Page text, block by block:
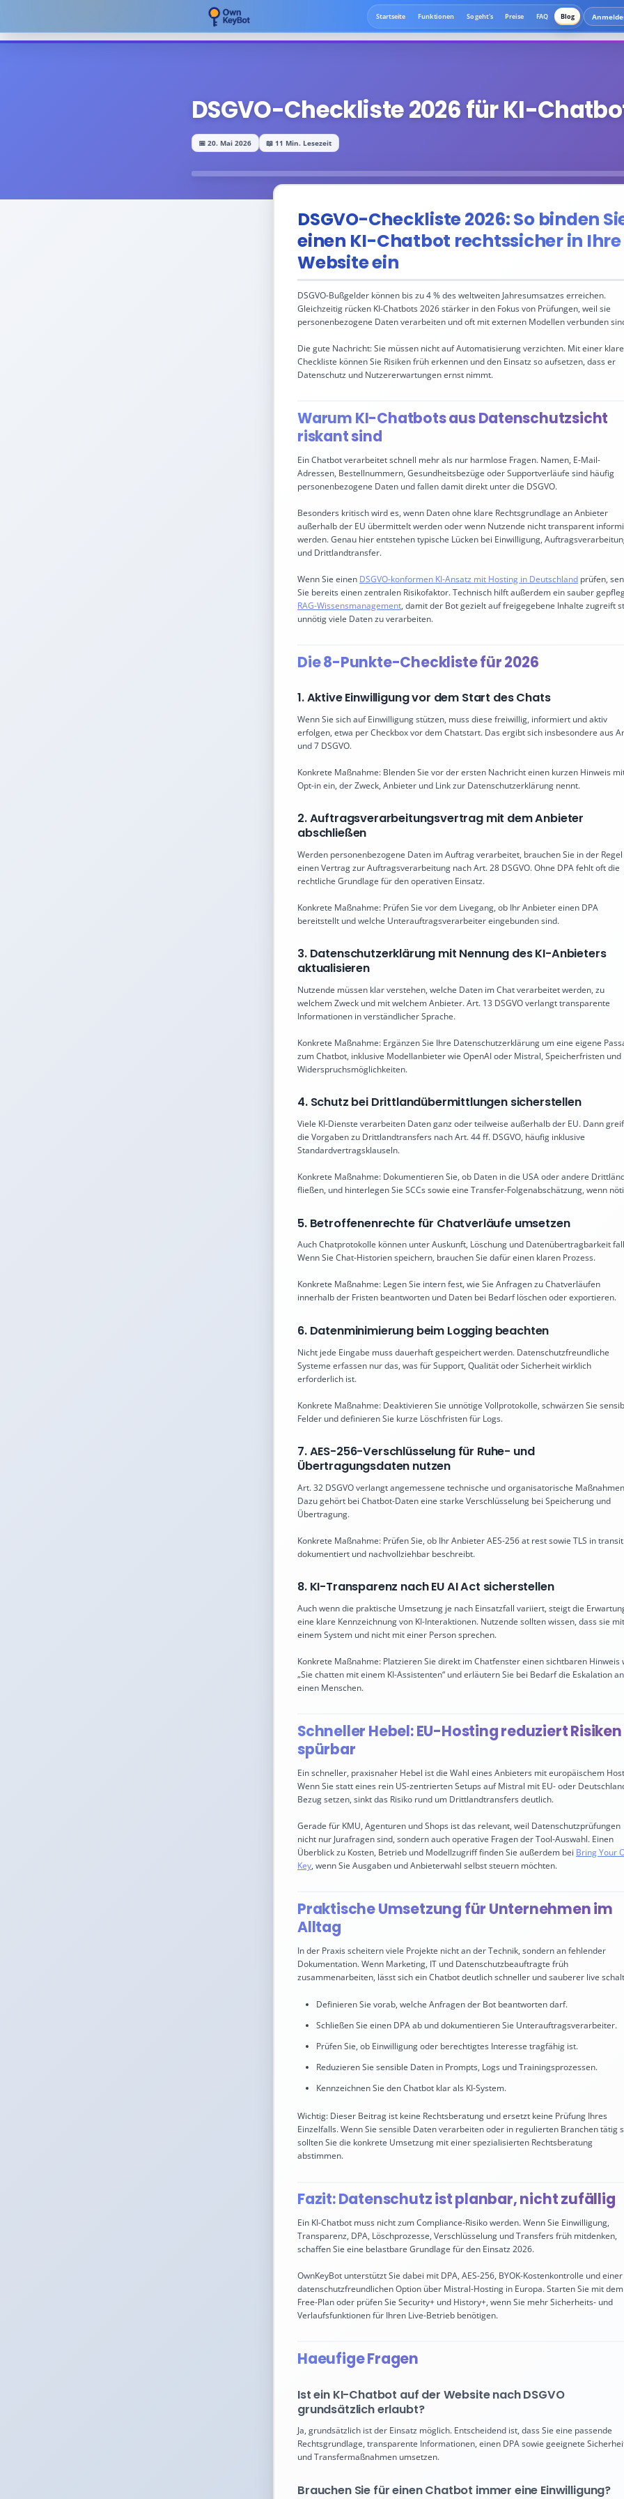
Startseite Funktionen So geht's Preise FAQ Blog
DSGVO-Checkliste 2026 für KI-
📅 20. Mai 2026 📖 11 Min. Lesezeit
DSGVO-Checkliste 2026: So binden
einen KI-Chatbot rechtssicher in Ihre
Website ein
DSGVO-Bußgelder können bis zu 4 % des weltweiten Jahresumsatzes erreichen.
Gleichzeitig rücken KI-Chatbots 2026 stärker in den Fokus von Prüfungen, weil sie
personenbezogene Daten verarbeiten und oft mit externen Modellen verbunden
Die gute Nachricht: Sie müssen nicht auf Automatisierung verzichten. Mit einer
Checkliste können Sie Risiken früh erkennen und den Einsatz so aufsetzen, dass er
Datenschutz und Nutzererwartungen ernst nimmt.
Warum KI-Chatbots aus Datenschutzsicht
riskant sind
Ein Chatbot verarbeitet schnell mehr als nur harmlose Fragen. Namen, E-Mail-
Adressen, Bestellnummern, Gesundheitsbezüge oder Supportverläufe sind häufig
personenbezogene Daten und fallen damit direkt unter die DSGVO.
Besonders kritisch wird es, wenn Daten ohne klare Rechtsgrundlage an Anbieter
außerhalb der EU übermittelt werden oder wenn Nutzende nicht transparent
werden. Genau hier entstehen typische Lücken bei Einwilligung,
und Drittlandtransfer.
Wenn Sie einen DSGVO-konformen KI-Ansatz mit Hosting in Deutschland prüfen,
Sie bereits einen zentralen Risikofaktor. Technisch hilft außerdem ein sauber
RAG-Wissensmanagement, damit der Bot gezielt auf freigegebene Inhalte zugreift
unnötig viele Daten zu verarbeiten.
Die 8-Punkte-Checkliste für 2026
1. Aktive Einwilligung vor dem Start des Chats
Wenn Sie sich auf Einwilligung stützen, muss diese freiwillig, informiert und aktiv
erfolgen, etwa per Checkbox vor dem Chatstart. Das ergibt sich insbesondere aus
und 7 DSGVO.
Konkrete Maßnahme: Blenden Sie vor der ersten Nachricht einen kurzen Hinweis
Opt-in ein, der Zweck, Anbieter und Link zur Datenschutzerklärung nennt.
2. Auftragsverarbeitungsvertrag mit dem Anbieter
abschließen
Werden personenbezogene Daten im Auftrag verarbeitet, brauchen Sie in der Regel
einen Vertrag zur Auftragsverarbeitung nach Art. 28 DSGVO. Ohne DPA fehlt oft die
rechtliche Grundlage für den operativen Einsatz.
Konkrete Maßnahme: Prüfen Sie vor dem Livegang, ob Ihr Anbieter einen DPA
bereitstellt und welche Unterauftragsverarbeiter eingebunden sind.
3. Datenschutzerklärung mit Nennung des KI-Anbieters
aktualisieren
Nutzende müssen klar verstehen, welche Daten im Chat verarbeitet werden, zu
welchem Zweck und mit welchem Anbieter. Art. 13 DSGVO verlangt transparente
Informationen in verständlicher Sprache.
Konkrete Maßnahme: Ergänzen Sie Ihre Datenschutzerklärung um eine eigene
zum Chatbot, inklusive Modellanbieter wie OpenAI oder Mistral, Speicherfristen und
Widerspruchsmöglichkeiten.
4. Schutz bei Drittlandübermittlungen sicherstellen
Viele KI-Dienste verarbeiten Daten ganz oder teilweise außerhalb der EU. Dann
die Vorgaben zu Drittlandtransfers nach Art. 44 ff. DSGVO, häufig inklusive
Standardvertragsklauseln.
Konkrete Maßnahme: Dokumentieren Sie, ob Daten in die USA oder andere
fließen, und hinterlegen Sie SCCs sowie eine Transfer-Folgenabschätzung, wenn
5. Betroffenenrechte für Chatverläufe umsetzen
Auch Chatprotokolle können unter Auskunft, Löschung und Datenübertragbarkeit
Wenn Sie Chat-Historien speichern, brauchen Sie dafür einen klaren Prozess.
Konkrete Maßnahme: Legen Sie intern fest, wie Sie Anfragen zu Chatverläufen
innerhalb der Fristen beantworten und Daten bei Bedarf löschen oder exportieren.
6. Datenminimierung beim Logging beachten
Nicht jede Eingabe muss dauerhaft gespeichert werden. Datenschutzfreundliche
Systeme erfassen nur das, was für Support, Qualität oder Sicherheit wirklich
erforderlich ist.
Konkrete Maßnahme: Deaktivieren Sie unnötige Vollprotokolle, schwärzen Sie
Felder und definieren Sie kurze Löschfristen für Logs.
7. AES-256-Verschlüsselung für Ruhe- und
Übertragungsdaten nutzen
Art. 32 DSGVO verlangt angemessene technische und organisatorische
Dazu gehört bei Chatbot-Daten eine starke Verschlüsselung bei Speicherung und
Übertragung.
Konkrete Maßnahme: Prüfen Sie, ob Ihr Anbieter AES-256 at rest sowie TLS in transit
dokumentiert und nachvollziehbar beschreibt.
8. KI-Transparenz nach EU AI Act sicherstellen
Auch wenn die praktische Umsetzung je nach Einsatzfall variiert, steigt die
eine klare Kennzeichnung von KI-Interaktionen. Nutzende sollten wissen, dass sie mit
einem System und nicht mit einer Person sprechen.
Konkrete Maßnahme: Platzieren Sie direkt im Chatfenster einen sichtbaren Hinweis
„Sie chatten mit einem KI-Assistenten“ und erläutern Sie bei Bedarf die Eskalation an
einen Menschen.
Schneller Hebel: EU-Hosting reduziert Risiken
spürbar
Ein schneller, praxisnaher Hebel ist die Wahl eines Anbieters mit europäischem
Wenn Sie statt eines rein US-zentrierten Setups auf Mistral mit EU- oder
Bezug setzen, sinkt das Risiko rund um Drittlandtransfers deutlich.
Gerade für KMU, Agenturen und Shops ist das relevant, weil Datenschutzprüfungen
nicht nur Jurafragen sind, sondern auch operative Fragen der Tool-Auswahl. Einen
Überblick zu Kosten, Betrieb und Modellzugriff finden Sie außerdem bei Bring Your
Key, wenn Sie Ausgaben und Anbieterwahl selbst steuern möchten.
Praktische Umsetzung für Unternehmen im
Alltag
In der Praxis scheitern viele Projekte nicht an der Technik, sondern an fehlender
Dokumentation. Wenn Marketing, IT und Datenschutzbeauftragte früh
zusammenarbeiten, lässt sich ein Chatbot deutlich schneller und sauberer live
Definieren Sie vorab, welche Anfragen der Bot beantworten darf.
Schließen Sie einen DPA ab und dokumentieren Sie Unterauftragsverarbeiter.
Prüfen Sie, ob Einwilligung oder berechtigtes Interesse tragfähig ist.
Reduzieren Sie sensible Daten in Prompts, Logs und Trainingsprozessen.
Kennzeichnen Sie den Chatbot klar als KI-System.
Wichtig: Dieser Beitrag ist keine Rechtsberatung und ersetzt keine Prüfung Ihres
Einzelfalls. Wenn Sie sensible Daten verarbeiten oder in regulierten Branchen tätig
sollten Sie die konkrete Umsetzung mit einer spezialisierten Rechtsberatung
abstimmen.
Fazit: Datenschutz ist planbar, nicht zufällig
Ein KI-Chatbot muss nicht zum Compliance-Risiko werden. Wenn Sie Einwilligung,
Transparenz, DPA, Löschprozesse, Verschlüsselung und Transfers früh mitdenken,
schaffen Sie eine belastbare Grundlage für den Einsatz 2026.
OwnKeyBot unterstützt Sie dabei mit DPA, AES-256, BYOK-Kostenkontrolle und einer
datenschutzfreundlichen Option über Mistral-Hosting in Europa. Starten Sie mit dem
Free-Plan oder prüfen Sie Security+ und History+, wenn Sie mehr Sicherheits- und
Verlaufsfunktionen für Ihren Live-Betrieb benötigen.
Haeufige Fragen
Ist ein KI-Chatbot auf der Website nach DSGVO
grundsätzlich erlaubt?
Ja, grundsätzlich ist der Einsatz möglich. Entscheidend ist, dass Sie eine passende
Rechtsgrundlage, transparente Informationen, einen DPA sowie geeignete
und Transfermaßnahmen umsetzen.
Brauchen Sie für einen Chatbot immer eine Einwilligung?